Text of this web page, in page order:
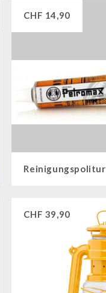
CHF 14,90
Reinigungspolitur
CHF 39,90